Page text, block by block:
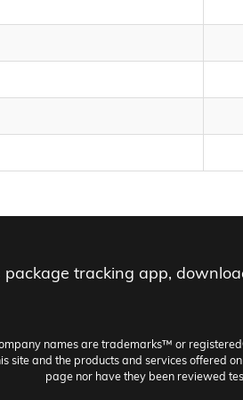
package tracking app,
names are trademarks™ or
site and the products and services offered
page nor have they been reviewed